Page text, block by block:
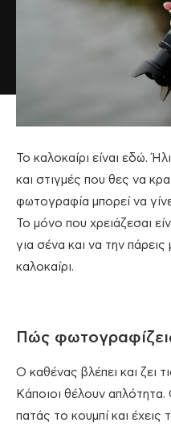
Το καλοκαίρι είναι εδώ.
και στιγμές που θες να
φωτογραφία μπορεί να
Το μόνο που χρειάζεσαι
για σένα και να την
καλοκαίρι.
Πώς
Ο καθένας βλέπει και ζει
Κάποιοι θέλουν
πατάς το κουμπί και